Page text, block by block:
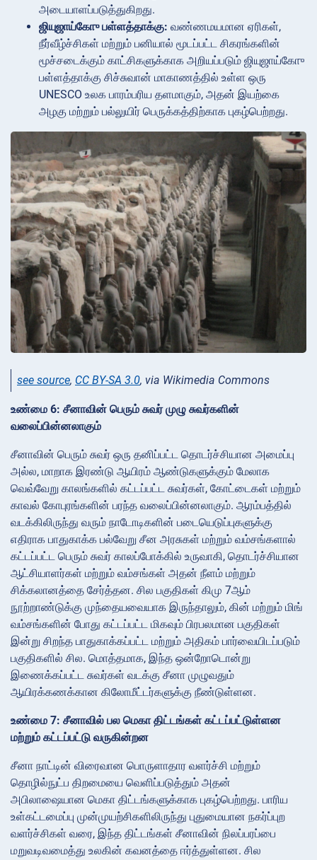
அடையாளப்படுத்துகிறது.
ஜியுஜாய்கோு பள்ளத்தாக்கு: வண்ணமயமான ஏரிகள்,
நீர்வீழ்ச்சிகள் மற்றும் பனியால் மூடப்பட்ட சிகரங்களின்
மூச்சடைக்கும் காட்சிகளுக்காக அறியப்படும் ஜியுஜாய்கோு
பள்ளத்தாக்கு சிச்சுவான் மாகாணத்தில் உள்ள ஒரு
UNESCO உலக பாரம்பரிய தளமாகும், அதன் இயற்கை
அழகு மற்றும் பல்லுயிர் பெருக்கத்திற்காக புகழ்பெற்றது.
see source, CC BY-SA 3.0, via Wikimedia Commons
உண்மை 6: சீனாவின் பெரும் சுவர் முழு சுவர்களின்
வலைப்பின்னலாகும்
சீனாவின் பெரும் சுவர் ஒரு தனிப்பட்ட தொடர்ச்சியான அமைப்பு
அல்ல, மாறாக இரண்டு ஆயிரம் ஆண்டுகளுக்கும் மேலாக
வெவ்வேறு காலங்களில் கட்டப்பட்ட சுவர்கள், கோட்டைகள் மற்றும்
காவல் கோபுரங்களின் பரந்த வலைப்பின்னலாகும். ஆரம்பத்தில்
வடக்கிலிருந்து வரும் நாடோடிகளின் படையெடுப்புகளுக்கு
எதிராக பாதுகாக்க பல்வேறு சீன அரசுகள் மற்றும் வம்சங்களால்
கட்டப்பட்ட பெரும் சுவர் காலப்போக்கில் உருவாகி, தொடர்ச்சியான
ஆட்சியாளர்கள் மற்றும் வம்சங்கள் அதன் நீளம் மற்றும்
சிக்கலானத்தை சேர்த்தன. சில பகுதிகள் கிமு 7ஆம்
நூற்றாண்டுக்கு முந்தையவையாக இருந்தாலும், கின் மற்றும் மிங்
வம்சங்களின் போது கட்டப்பட்ட மிகவும் பிரபலமான பகுதிகள்
இன்று சிறந்த பாதுகாக்கப்பட்ட மற்றும் அதிகம் பார்வையிடப்படும்
பகுதிகளில் சில. மொத்தமாக, இந்த ஒன்றோடொன்று
இணைக்கப்பட்ட சுவர்கள் வடக்கு சீனா முழுவதும்
ஆயிரக்கணக்கான கிலோமீட்டர்களுக்கு நீண்டுள்ளன.
உண்மை 7: சீனாவில் பல மெகா திட்டங்கள் கட்டப்பட்டுள்ளன
மற்றும் கட்டப்பட்டு வருகின்றன
சீனா நாட்டின் விரைவான பொருளாதார வளர்ச்சி மற்றும்
தொழில்நுட்ப திறமையை வெளிப்படுத்தும் அதன்
அபிலாஷையான மெகா திட்டங்களுக்காக புகழ்பெற்றது. பாரிய
உள்கட்டமைப்பு முன்முயற்சிகளிலிருந்து புதுமையான நகர்ப்புற
வளர்ச்சிகள் வரை, இந்த திட்டங்கள் சீனாவின் நிலப்பரப்பை
மறுவடிவமைத்து உலகின் கவனத்தை ஈர்த்துள்ளன. சில